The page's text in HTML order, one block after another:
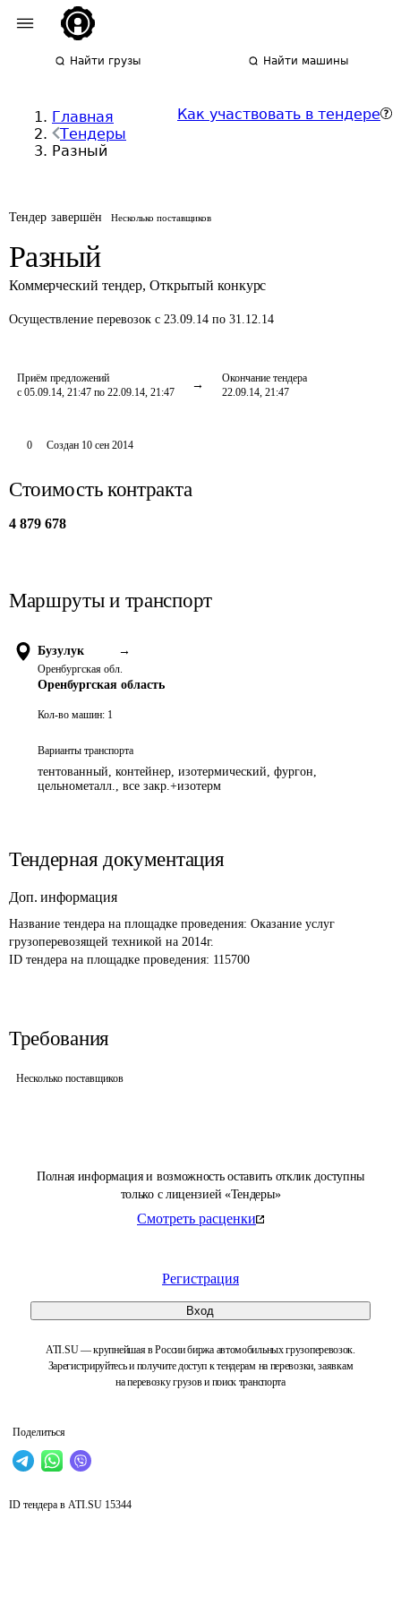
Найти грузы Найти машины
Главная
Тендеры
Разный
Как участвовать в тендере
Тендер завершён Несколько поставщиков
Разный
Коммерческий тендер, Открытый конкурс
Осуществление перевозок с 23.09.14 по 31.12.14
Приём предложений
с 05.09.14, 21:47 по 22.09.14, 21:47
Окончание тендера
22.09.14, 21:47
Полная информация и возможность оставить отклик доступны
только с лицензией «Тендеры»
Смотреть расценки
Регистрация
Вход
ATI.SU — крупнейшая в России биржа автомобильных грузоперевозок.
Зарегистрируйтесь и получите доступ к тендерам на перевозки, заявкам
на перевозку грузов и поиск транспорта
Поделиться
0 Создан 10 сен 2014
Стоимость контракта
4 879 678
Маршруты и транспорт
Бузулук →
Оренбургская обл.
Оренбургская область
Кол-во машин: 1
Варианты транспорта
тентованный, контейнер, изотермический, фургон,
цельнометалл., все закр.+изотерм
Тендерная документация
Доп. информация
Название тендера на площадке проведения: Оказание услуг
грузоперевозящей техникой на 2014г.
ID тендера на площадке проведения: 115700
Требования
Несколько поставщиков
ID тендера в ATI.SU 15344